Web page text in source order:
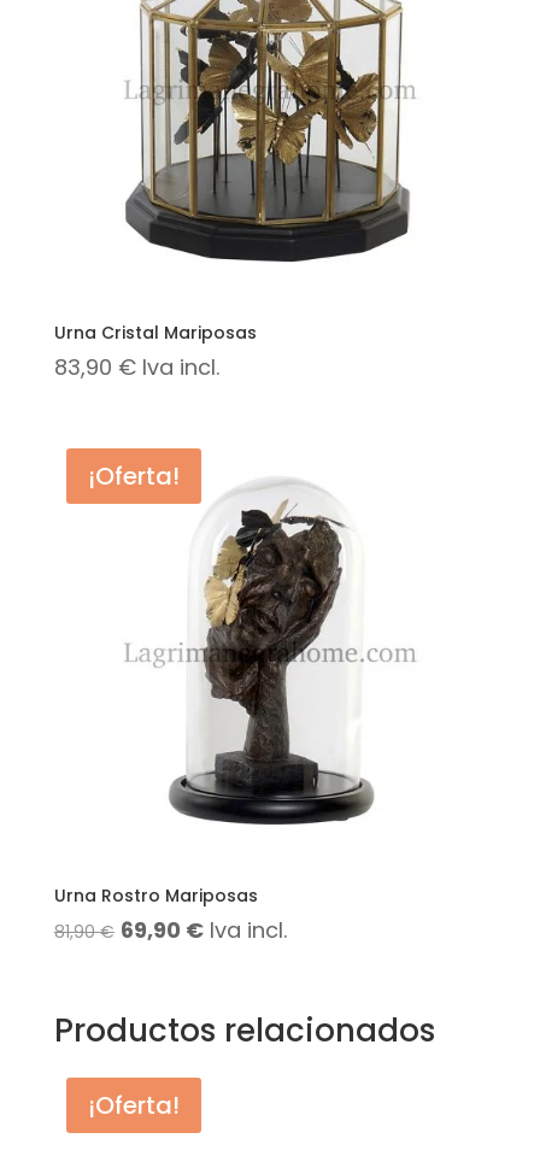
Urna Cristal Mariposas
83,90 € Iva incl.
¡Oferta!
Urna Rostro Mariposas
81,90€ El
era:
81,90 €.
69,90 €El
es:
Iva incl.
Productos relacionados
¡Oferta!